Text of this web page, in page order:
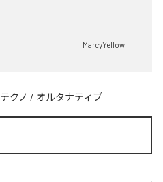
MarcyYellow
テクノ / オルタナティブ